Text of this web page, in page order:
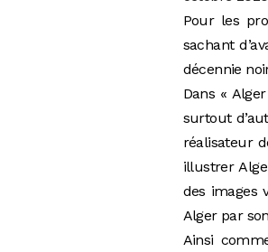
Pour les
sachant
décennie
Dans «
surtout
réalisateur
illustrer
des images
Alger par
Ainsi